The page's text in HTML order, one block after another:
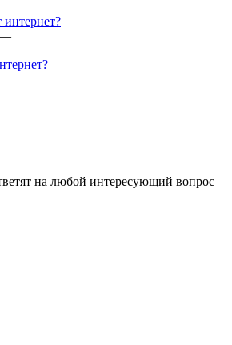
на любой интересующий вопрос